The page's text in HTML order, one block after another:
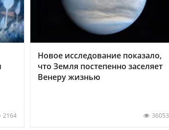
2164
Новое исследование показало,
что Земля постепенно заселяет
Венеру жизнью
36053